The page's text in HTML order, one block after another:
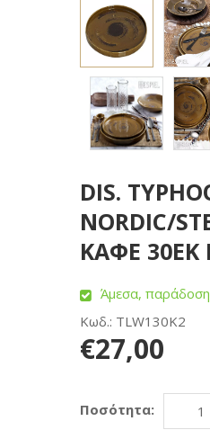
DIS.
NORDIC/
ΚΑΦΕ 30ΕΚ
Άμεσα,
Κωδ.: TLW130K2
€27,00
Ποσότητα: